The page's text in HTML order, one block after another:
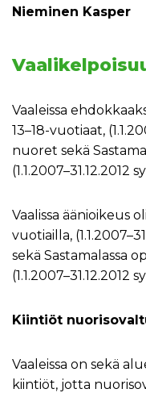
Nieminen Kasper
Vaaleissa
13–18-vuotiaat,
nuoret sekä
Vaalissa äänioikeus
vuotiailla,
sekä Sastamalassa
Kiintiöt
Vaaleissa on sekä
kiintiöt, jotta